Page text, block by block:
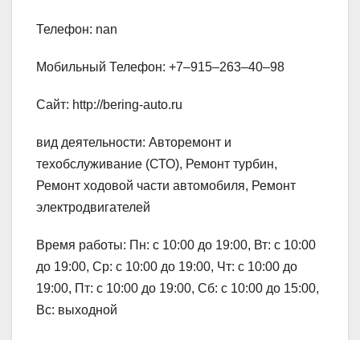
Телефон: nan
Мобильный Телефон: +7‒915‒263‒40‒98
Сайт: http://bering-auto.ru
вид деятельности: Авторемонт и
техобслуживание (СТО), Ремонт турбин,
Ремонт ходовой части автомобиля, Ремонт
электродвигателей
Время работы: Пн: с 10:00 до 19:00, Вт: с 10:00
до 19:00, Ср: с 10:00 до 19:00, Чт: с 10:00 до
19:00, Пт: с 10:00 до 19:00, Сб: с 10:00 до 15:00,
Вс: выходной